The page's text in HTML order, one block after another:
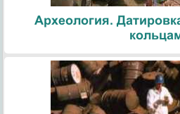
Археология.